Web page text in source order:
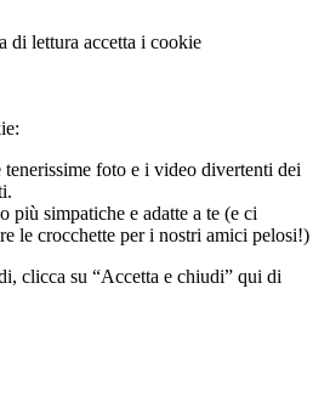
di lettura accetta i cookie
tenerissime foto e i video divertenti dei
più simpatiche e adatte a te (e ci
le crocchette per i nostri amici pelosi!)
clicca su “Accetta e chiudi” qui di